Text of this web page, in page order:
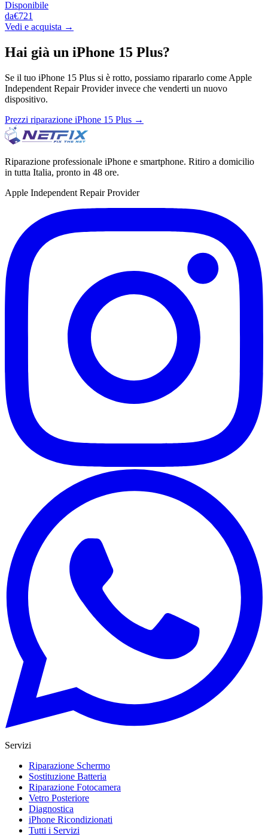
Disponibile
da€721
Vedi e acquista →
Hai già un iPhone 15 Plus?
Se il tuo iPhone 15 Plus si è rotto, possiamo ripararlo come Apple
Independent Repair Provider invece che venderti un nuovo
dispositivo.
Prezzi riparazione iPhone 15 Plus →
Riparazione professionale iPhone e smartphone. Ritiro a domicilio
in tutta Italia, pronto in 48 ore.
Apple Independent Repair Provider
Servizi
Riparazione Schermo
Sostituzione Batteria
Riparazione Fotocamera
Vetro Posteriore
Diagnostica
iPhone Ricondizionati
Tutti i Servizi